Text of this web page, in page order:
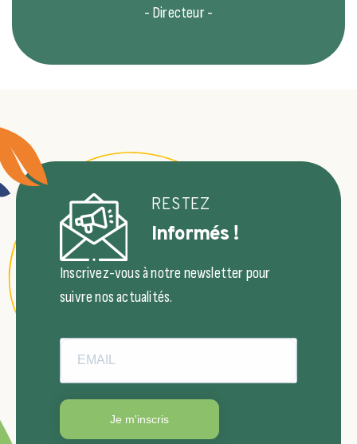
- Directeur -
RESTEZ
Informés !
Inscrivez-vous à notre newsletter pour
suivre nos actualités.
Je m'inscris